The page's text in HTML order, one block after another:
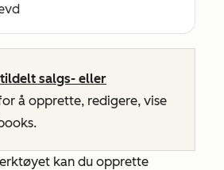
tildelt salgs- eller
å opprette, redigere, vise
kan du opprette